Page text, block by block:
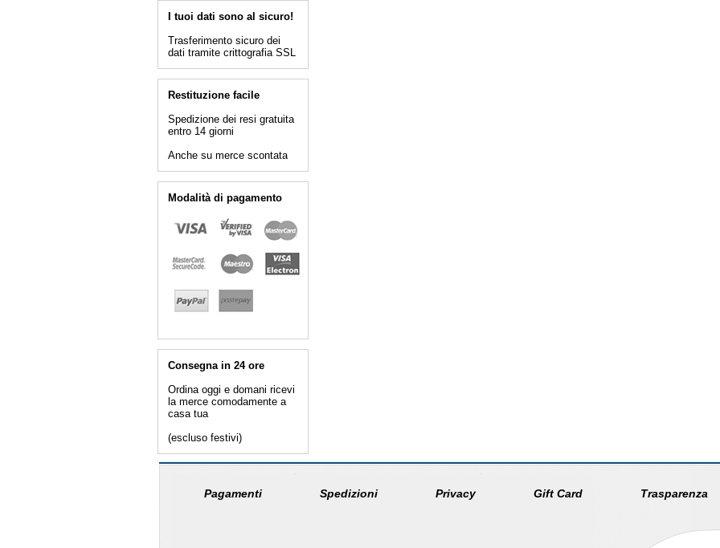
I tuoi dati sono al sicuro!
Trasferimento sicuro dei
dati tramite crittografia SSL
Restituzione facile
Spedizione dei resi gratuita
entro 14 giorni
Anche su merce scontata
Modalità di pagamento
Consegna in 24 ore
Ordina oggi e domani ricevi
la merce comodamente a
casa tua
(escluso festivi)
Pagamenti Spedizioni Privacy Gift Card Trasparenza